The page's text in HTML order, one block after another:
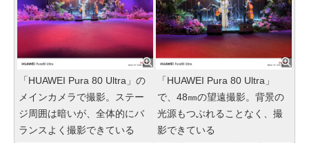
「HUAWEI Pura 80 Ultra」の
メインカメラで撮影。ステー
ジ周囲は暗いが、全体的にバ
ランスよく撮影できている
「HUAWEI Pura 80 Ultra」
で、48㎜の望遠撮影。背景の
光源もつぶれることなく、撮
影できている